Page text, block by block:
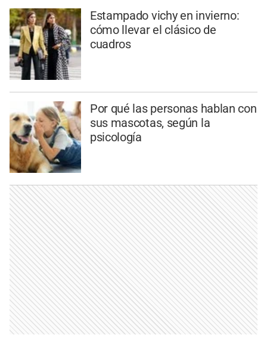
Estampado vichy en invierno:
cómo llevar el clásico de
cuadros
Por qué las personas hablan con
sus mascotas, según la
psicología